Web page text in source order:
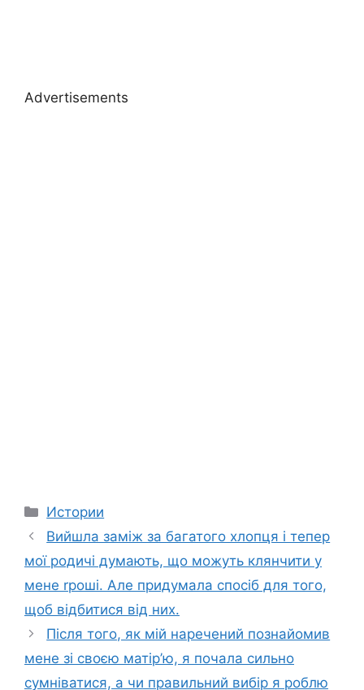
Advertisements
Categories
Истории
Вийшла заміж за багатого хлопця і тепер
мої родичі думають, що можуть клянчити у
мене rроші. Але придумала спосіб для того,
щоб відбитися від них.
Після того, як мій наречений познайомив
мене зі своєю матір’ю, я почала сильно
сумніватися, а чи правильний вибір я роблю